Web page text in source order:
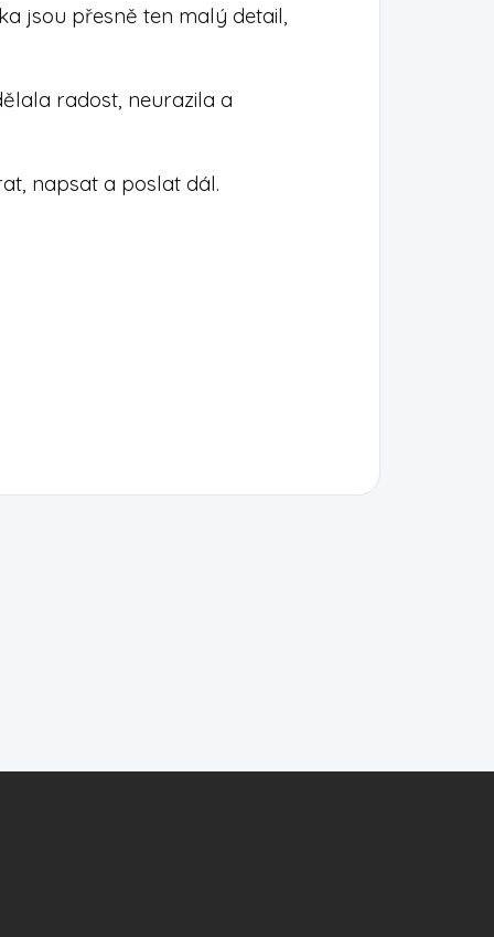
jsou přesně ten malý detail,
radost, neurazila a
napsat a poslat dál.